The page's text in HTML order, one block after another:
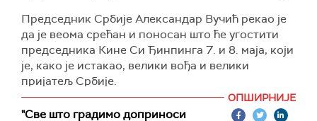
Председник Србије Александар Вучић рекао је
да је веома срећан и поносан што ће угостити
председника Кине Си Ђинпинга 7. и 8. маја, који
је, како је истакао, велики вођа и велики
пријатељ Србије.
Председник је током обиласка припремних
радова на изградњи комплекса Експо, где је
ОПШИРНИЈЕ
"Све што градимо доприноси